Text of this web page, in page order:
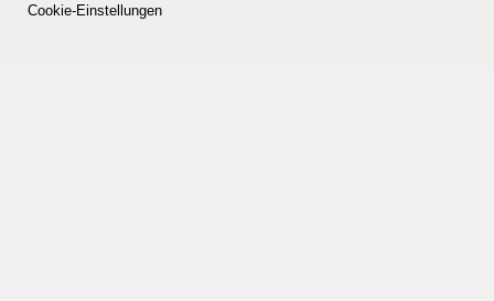
Cookie-Einstellungen